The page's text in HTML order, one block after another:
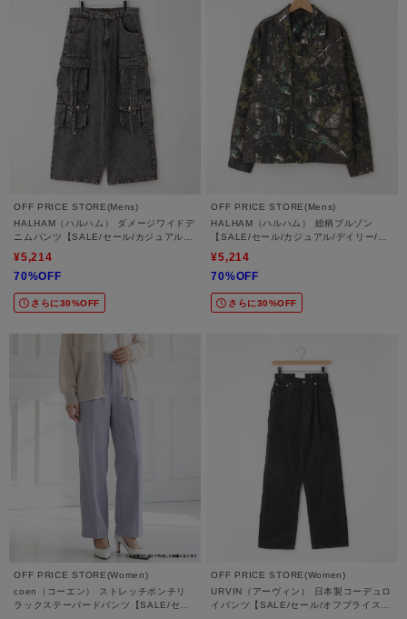
OFF PRICE STORE(Mens)
HALHAM（ハルハム） ダメージワイドデ
ニムパンツ【SALE/セール/カジュアル/
¥5,214
70%OFF
さらに30%OFF
OFF PRICE STORE(Mens)
HALHAM（ハルハム） 総柄ブルゾン
【SALE/セール/カジュアル/デイリー/ト
¥5,214
70%OFF
さらに30%OFF
OFF PRICE STORE(Women)
coen（コーエン） ストレッチポンチリ
ラックステーパードパンツ【SALE/セー
OFF PRICE STORE(Women)
URVIN（アーヴィン） 日本製コーデュロ
イパンツ【SALE/セール/オフプライス/